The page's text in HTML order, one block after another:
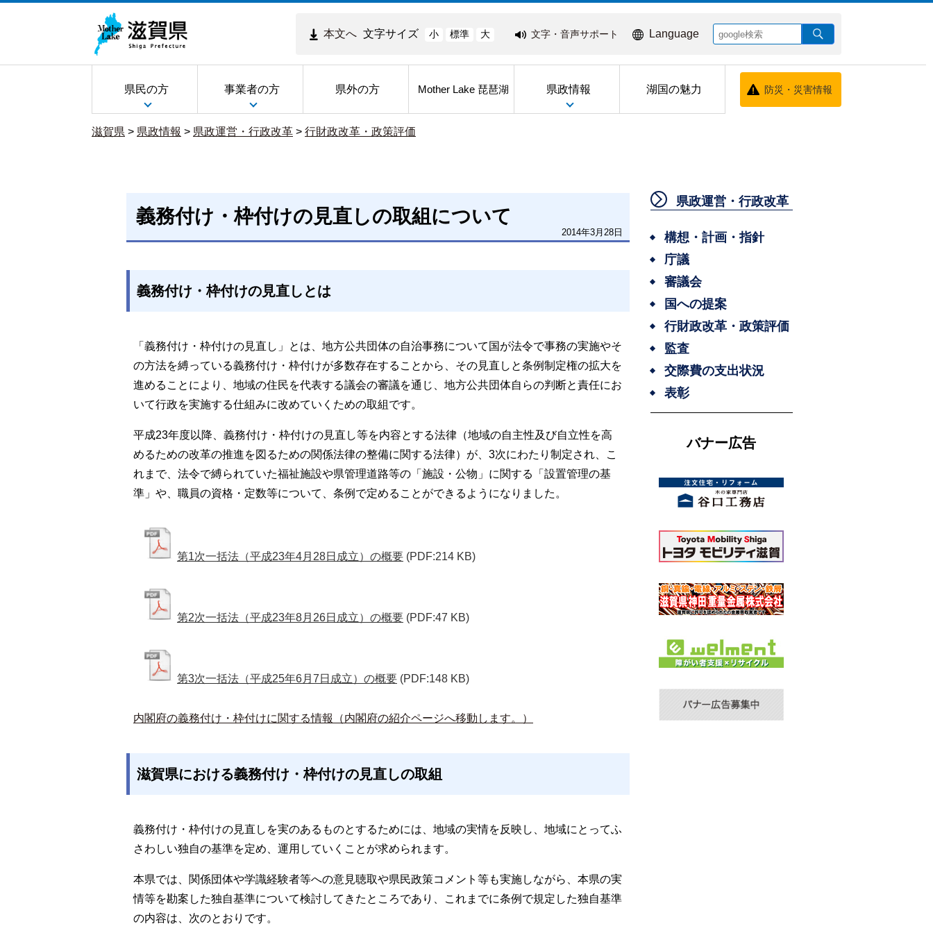
本文へ 文字サイズ 小 標準 大 文字・音声サポート Language
県民の方 事業者の方 県外の方 Mother Lake 琵琶湖 県政情報 湖国の魅力 防災・災害情報
滋賀県 > 県政情報 > 県政運営・行政改革 > 行財政改革・政策評価
義務付け・枠付けの見直しの取組について
2014年3月28日
義務付け・枠付けの見直しとは
「義務付け・枠付けの見直し」とは、地方公共団体の自治事務について国が法令で事務の実施やそ
の方法を縛っている義務付け・枠付けが多数存在することから、その見直しと条例制定権の拡大を
進めることにより、地域の住民を代表する議会の審議を通じ、地方公共団体自らの判断と責任にお
いて行政を実施する仕組みに改めていくための取組です。
平成23年度以降、義務付け・枠付けの見直し等を内容とする法律（地域の自主性及び自立性を高
めるための改革の推進を図るための関係法律の整備に関する法律）が、3次にわたり制定され、こ
れまで、法令で縛られていた福祉施設や県管理道路等の「施設・公物」に関する「設置管理の基
準」や、職員の資格・定数等について、条例で定めることができるようになりました。
第1次一括法（平成23年4月28日成立）の概要 (PDF:214 KB)
第2次一括法（平成23年8月26日成立）の概要 (PDF:47 KB)
第3次一括法（平成25年6月7日成立）の概要 (PDF:148 KB)
内閣府の義務付け・枠付けに関する情報（内閣府の紹介ページへ移動します。）
滋賀県における義務付け・枠付けの見直しの取組
義務付け・枠付けの見直しを実のあるものとするためには、地域の実情を反映し、地域にとってふ
さわしい独自の基準を定め、運用していくことが求められます。
本県では、関係団体や学識経験者等への意見聴取や県民政策コメント等も実施しながら、本県の実
情等を勘案した独自基準について検討してきたところであり、これまでに条例で規定した独自基準
の内容は、次のとおりです。
県政運営・行政改革
構想・計画・指針
庁議
審議会
国への提案
行財政改革・政策評価
監査
交際費の支出状況
表彰
バナー広告